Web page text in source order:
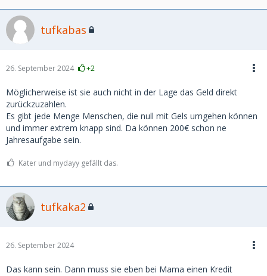
tufkabas
26. September 2024 +2
Möglicherweise ist sie auch nicht in der Lage das Geld direkt
zurückzuzahlen.
Es gibt jede Menge Menschen, die null mit Gels umgehen können
und immer extrem knapp sind. Da können 200€ schon ne
Jahresaufgabe sein.
Kater und mydayy gefällt das.
tufkaka2
26. September 2024
Das kann sein. Dann muss sie eben bei Mama einen Kredit